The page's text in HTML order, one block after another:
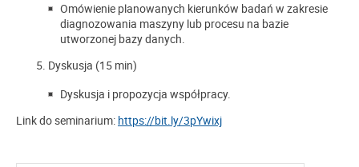
Omówienie planowanych kierunków badań w zakresie
diagnozowania maszyny lub procesu na bazie
utworzonej bazy danych.
Dyskusja (15 min)
Dyskusja i propozycja współpracy.
Link do seminarium: https://bit.ly/3pYwixj